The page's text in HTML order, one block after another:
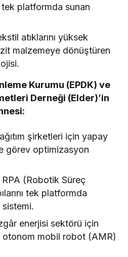
platformda sunan
atıklarını yüksek
malzemeye dönüştüren
Kurumu (EPDK) ve
Derneği (Elder)’in
şirketleri için yapay
görev optimizasyon
RPA (Robotik Süreç
tek platformda
enerjisi sektörü için
mobil robot (AMR)